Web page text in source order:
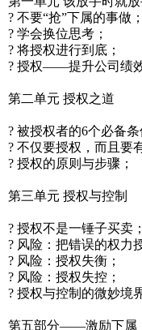
? 不要“抢”下属的事做；
? 学会换位思考；
? 将授权进行到底；
? 授权——提升公司绩
第二单元 授权之道
? 被授权者的6个必备条
? 不仅要授权，而且要
? 授权的原则与步骤；
第三单元 授权与控制
? 授权不是一锤子买卖；
? 风险：把错误的权力
? 风险：授权失衡；
? 风险：授权失控；
? 授权与控制的微妙境
第五部分——激励下属